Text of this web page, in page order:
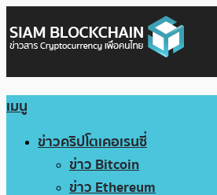
เมนู
ข่าวคริปโตเคอเรนซี่
ข่าว Bitcoin
ข่าว Ethereum